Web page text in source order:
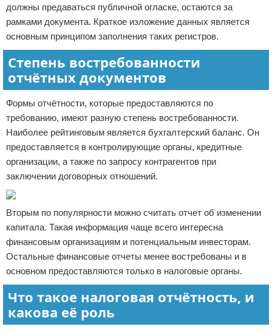
должны предаваться публичной огласке, остаются за
рамками документа. Краткое изложение данных является
основным принципом заполнения таких регистров.
Степень востребованности
отчётных документов
Формы отчётности, которые предоставляются по
требованию, имеют разную степень востребованности.
Наиболее рейтинговым является бухгалтерский баланс. Он
предоставляется в контролирующие органы, кредитные
организации, а также по запросу контрагентов при
заключении договорных отношений.
Вторым по популярности можно считать отчет об изменении
капитала. Такая информация чаще всего интересна
финансовым организациям и потенциальным инвесторам.
Остальные финансовые отчеты менее востребованы и в
основном предоставляются только в налоговые органы.
Что такое налоговая отчётность, и
какова её роль